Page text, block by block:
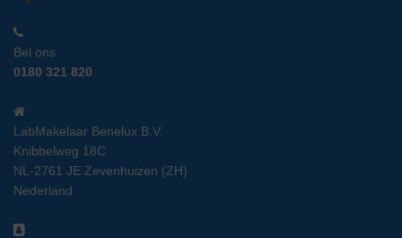
Bel ons
0180 321 820
LabMakelaar Benelux B.V.
Knibbelweg 18C
NL-2761 JE Zevenhuizen (ZH)
Nederland